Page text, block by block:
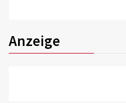
Anzeige